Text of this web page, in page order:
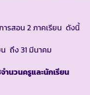
รสอน 2 ภาคเรียน ดังนี้
ง 31 มีนาคม
จำนวนครูและนักเรียน